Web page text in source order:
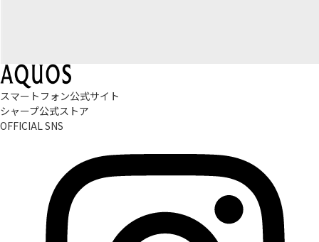
スマートフォン公式サイト
シャープ公式ストア
OFFICIAL SNS